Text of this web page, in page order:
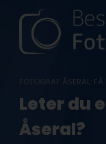
content
FOTOGRAF ÅSERAL:
Leter du
Åseral?